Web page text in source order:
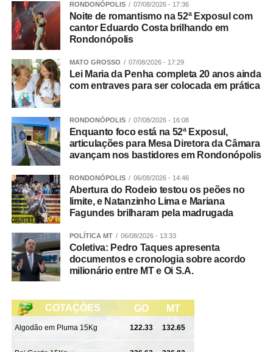
RONDONÓPOLIS 07/08/2026 - 17:36
Noite de romantismo na 52ª Exposul com
cantor Eduardo Costa brilhando em
Rondonópolis
MATO GROSSO 07/08/2026 - 17:29
Lei Maria da Penha completa 20 anos ainda
com entraves para ser colocada em prática
RONDONÓPOLIS 07/08/2026 - 16:08
Enquanto foco está na 52ª Exposul,
articulações para Mesa Diretora da Câmara
avançam nos bastidores em Rondonópolis
RONDONÓPOLIS 06/08/2026 - 14:46
Abertura do Rodeio testou os peões no
limite, e Natanzinho Lima e Mariana
Fagundes brilharam pela madrugada
POLÍTICA MT 06/08/2026 - 13:33
Coletiva: Pedro Taques apresenta
documentos e cronologia sobre acordo
milionário entre MT e Oi S.A.